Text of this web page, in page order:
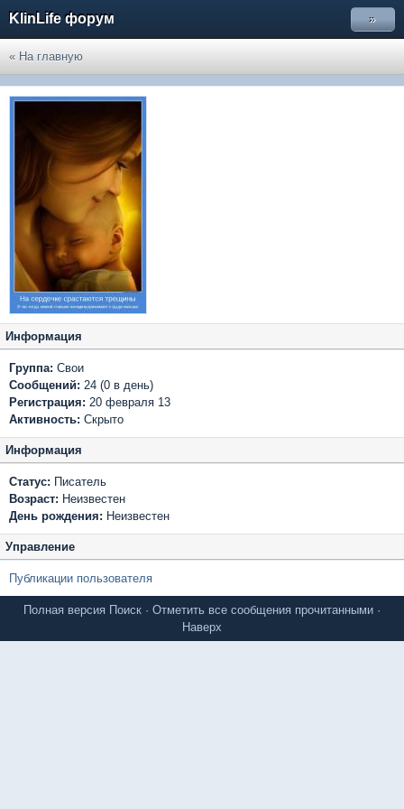
KlinLife форум »
« На главную
Информация
Группа: Свои
Сообщений: 24 (0 в день)
Регистрация: 20 февраля 13
Активность: Скрыто
Информация
Статус: Писатель
Возраст: Неизвестен
День рождения: Неизвестен
Управление
Публикации пользователя
Полная версия Поиск · Отметить все сообщения прочитанными ·
Наверх